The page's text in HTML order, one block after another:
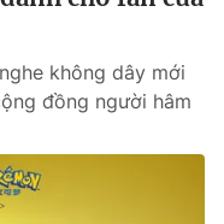
không dây mới
đồng người hâm